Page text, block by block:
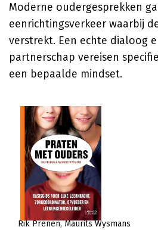
Moderne oudergesprekken
eenrichtingsverkeer waarbij
verstrekt. Een echte dialoog
partnerschap vereisen
een bepaalde mindset.
Rik Prenen Maurits Wysmans